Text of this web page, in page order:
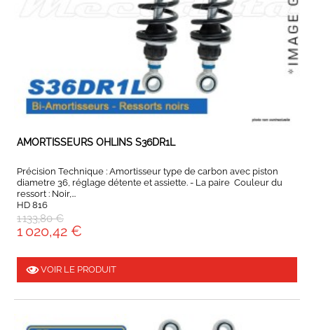
EXPEDIÉ SOUS 5 À 10 JOURS
AMORTISSEURS OHLINS S36DR1L
Précision Technique : Amortisseur type de carbon avec piston
diametre 36, réglage détente et assiette. - La paire Couleur du
ressort : Noir,...
HD 816
1 133,80 €
1 020,42 €
VOIR LE PRODUIT